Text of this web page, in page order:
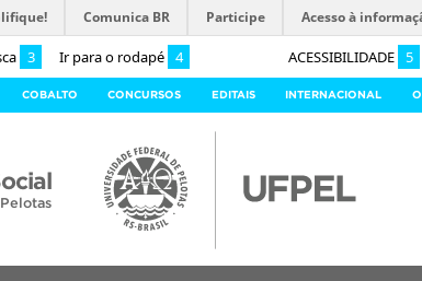
3 Ir para o rodapé 4 ACESSIBILIDADE 5
Comunica BR Participe Acesso à
COBALTO CONCURSOS EDITAIS INTERNACIONAL